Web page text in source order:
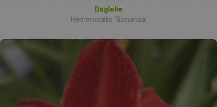
Daglelie
Hemerocallis 'Bonanza'